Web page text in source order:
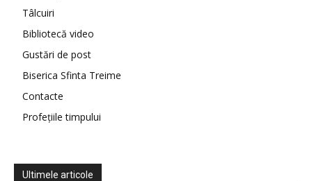
Tâlcuiri
Bibliotecă video
Gustări de post
Biserica Sfinta Treime
Contacte
Profețiile timpului
Ultimele articole